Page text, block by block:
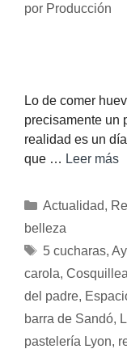
por Producción
Lo de comer
precisamente un
realidad es un
que … Leer más
Actualidad,
belleza
5 cucharas,
carola,
del padre,
barra de Sandó,
pastelería Lyon,